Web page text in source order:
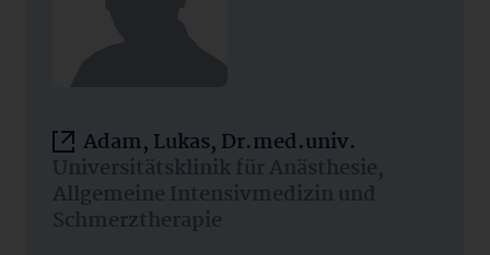
Adam, Lukas, Dr.med.univ.
Universitätsklinik für Anästhesie,
Allgemeine Intensivmedizin und
Schmerztherapie